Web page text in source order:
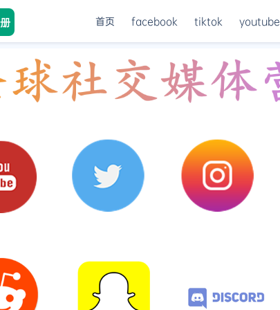
首页 facebook tiktok youtube